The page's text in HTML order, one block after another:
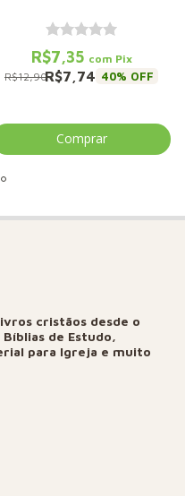
R$7,74
R$12,90 40% OFF
R$7,35 com Pix
cristãos desde o
de Estudo,
para Igreja e muito